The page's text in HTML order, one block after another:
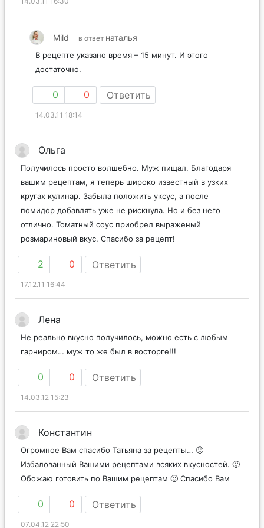
Mild в ответ наталья
В рецепте указано время – 15 минут. И этого
достаточно.
0 0 Ответить
14.03.11 18:14
Ольга
Получилось просто волшебно. Муж пищал. Благодаря
вашим рецептам, я теперь широко известный в узких
кругах кулинар. Забыла положить уксус, а после
помидор добавлять уже не рискнула. Но и без него
отлично. Томатный соус приобрел выраженый
розмариновый вкус. Спасибо за рецепт!
2 0 Ответить
17.12.11 16:44
Лена
Не реально вкусно получилось, можно есть с любым
гарниром… муж то же был в восторге!!!
0 0 Ответить
14.03.12 15:23
Константин
Огромное Вам спасибо Татьяна за рецепты… 🙂
Избалованный Вашими рецептами всяких вкусностей. 🙂
Обожаю готовить по Вашим рецептам 🙂 Спасибо Вам
0 0 Ответить
07.04.12 22:50